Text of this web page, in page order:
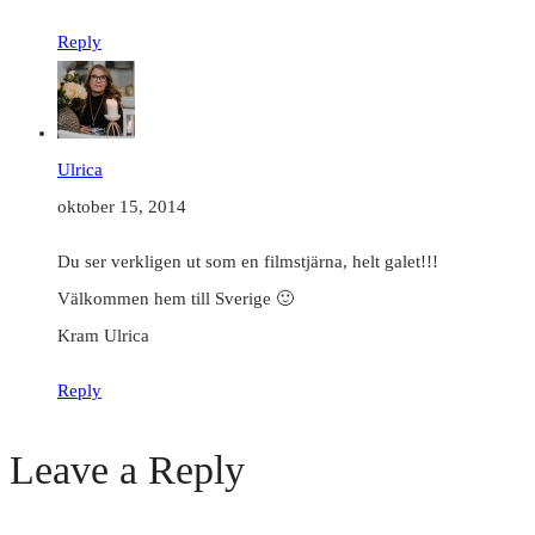
Reply
Ulrica
oktober 15, 2014
Du ser verkligen ut som en filmstjärna, helt galet!!!
Välkommen hem till Sverige 🙂
Kram Ulrica
Reply
Leave a Reply